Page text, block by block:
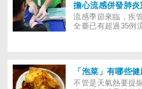
辦法」，開放全癌
療法，未來對癌症
人，不必再因苦等
驗機會，而花大錢
救治，估計至少數
流感季節來臨，疾
全臺已有超過35例
感，住進加護病房
發肺炎、腦炎等重
防護嗎？
不管是天氣熱要提